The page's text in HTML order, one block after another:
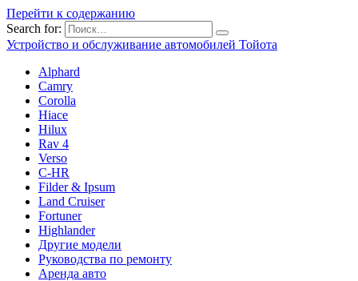
Перейти к содержанию
Search for:
Устройство и обслуживание автомобилей Тойота
Alphard
Camry
Corolla
Hiace
Hilux
Rav 4
Verso
C-HR
Filder & Ipsum
Land Cruiser
Fortuner
Highlander
Другие модели
Руководства по ремонту
Аренда авто